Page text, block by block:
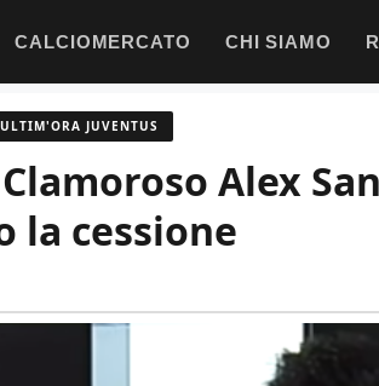
CALCIOMERCATO CHI SIAMO
ULTIM'ORA JUVENTUS
Alex
la cessione